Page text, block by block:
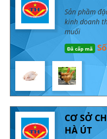
Sản phầm
kinh doanh
muối
Đã cấp mã
CƠ SỞ
HÀ ÚT